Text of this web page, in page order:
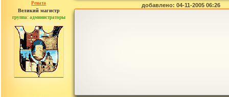
Рената
Великий магистр
группа: администраторы
сообщений: 30442
добавлено: 04-11-2005 06:26